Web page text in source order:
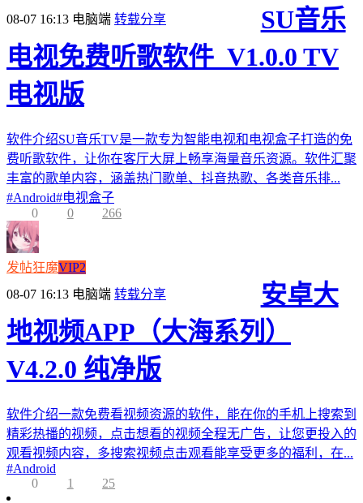
08-07 16:13 电脑端 转载分享
SU音乐
电视免费听歌软件_V1.0.0 TV
电视版
软件介绍SU音乐TV是一款专为智能电视和电视盒子打造的免
费听歌软件，让你在客厅大屏上畅享海量音乐资源。软件汇聚
丰富的歌单内容，涵盖热门歌单、抖音热歌、各类音乐排...
#Android#电视盒子
0
0 266
发帖狂魔VIP2
08-07 16:13 电脑端 转载分享
安卓大
地视频APP（大海系列）
V4.2.0 纯净版
软件介绍一款免费看视频资源的软件，能在你的手机上搜索到
精彩热播的视频，点击想看的视频全程无广告，让您更投入的
观看视频内容，多搜索视频点击观看能享受更多的福利，在...
#Android
0
1 25